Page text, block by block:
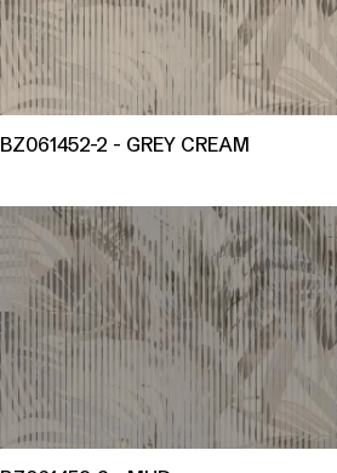
BZ061452-2 - GREY CREAM